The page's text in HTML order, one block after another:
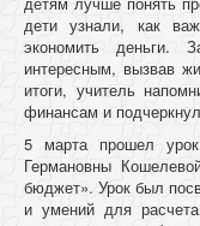
дети узнали, как
экономить деньги.
интересным, вызвав
итоги, учитель
финансам и
5 марта прошел
Германовны
бюджет». Урок был
и умений для